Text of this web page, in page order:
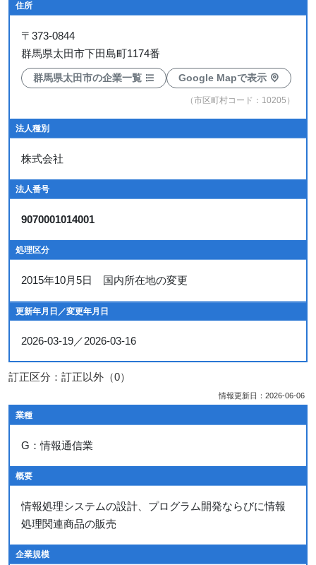
住所
〒 373-0844
群馬県太田市下田島町1174番
群馬県太田市の企業一覧 Google Mapで表示
（市区町村コード：10205）
法人種別
株式会社
法人番号
9070001014001
処理区分
2015年10月5日 国内所在地の変更
更新年月日／変更年月日
2026-03-19／2026-03-16
訂正区分：訂正以外（0）
情報更新日：2026-06-06
業種
G：情報通信業
概要
情報処理システムの設計、プログラム開発ならびに情報
処理関連商品の販売
企業規模